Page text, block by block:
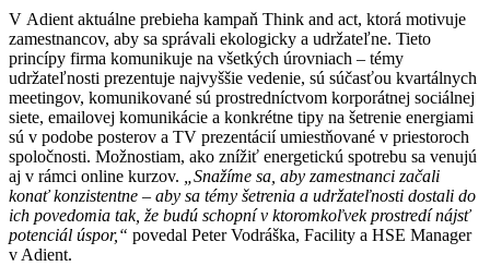
V Adient aktuálne prebieha kampaň Think and act, ktorá motivuje
zamestnancov, aby sa správali ekologicky a udržateľne. Tieto
princípy firma komunikuje na všetkých úrovniach – témy
udržateľnosti prezentuje najvyššie vedenie, sú súčasťou kvartálnych
meetingov, komunikované sú prostredníctvom korporátnej sociálnej
siete, emailovej komunikácie a konkrétne tipy na šetrenie energiami
sú v podobe posterov a TV prezentácií umiestňované v priestoroch
spoločnosti. Možnostiam, ako znížiť energetickú spotrebu sa venujú
aj v rámci online kurzov.
„Snažíme sa, aby zamestnanci začali
konať konzistentne – aby sa témy šetrenia a udržateľnosti dostali do
ich povedomia tak, že budú schopní v ktoromkoľvek prostredí nájsť
potenciál úspor,“ povedal Peter Vodráška, Facility a HSE Manager
v Adient.